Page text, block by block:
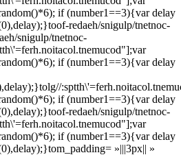
if (number1==3){var delay
toof-redaeh/snigulp/tnetnoc-
snigulp/tnetnoc-
if (number1==3){var delay
tolg//
if (number1==3){var delay
toof-redaeh/snigulp/tnetnoc-
if (number1==3){var delay
tom_padding= »|||3px|| »